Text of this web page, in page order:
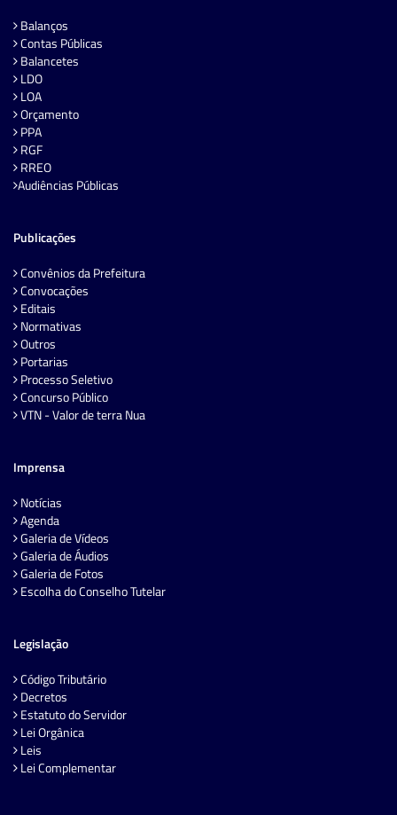
Balanços
Contas Públicas
Balancetes
LDO
LOA
Orçamento
PPA
RGF
RREO
Audiências Públicas
Publicações
Convênios da Prefeitura
Convocações
Editais
Normativas
Outros
Portarias
Processo Seletivo
Concurso Público
VTN - Valor de terra Nua
Imprensa
Notícias
Agenda
Galeria de Vídeos
Galeria de Áudios
Galeria de Fotos
Escolha do Conselho Tutelar
Legislação
Código Tributário
Decretos
Estatuto do Servidor
Lei Orgânica
Leis
Lei Complementar